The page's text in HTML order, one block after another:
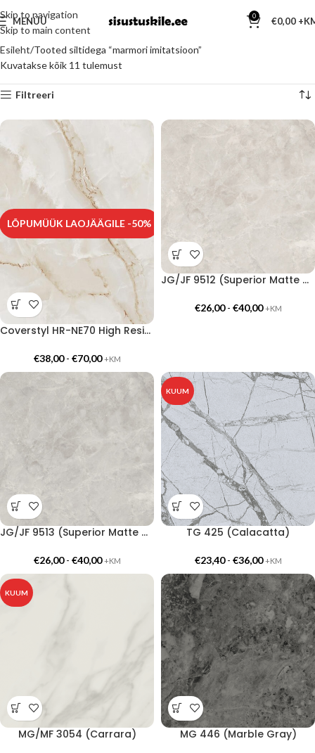
Skip to navigation
Skip to main content
MENÜÜ 0 €0,00
Esileht Tooted siltidega “marmori imitatsioon”
Kuvatakse kõik 11 tulemust
Filtreeri
LÕPUMÜÜK LAOJÄÄGILE -50%
Coverstyl HR-NE70 High Resistance – Onyx Gold
€38,00- €70,00 +KM
JG/JF 9512 (Superior Matte Marble Warm)
€26,00- €40,00 +KM
JG/JF 9513 (Superior Matte Marble Cool)
€26,00- €40,00 +KM
KUUM
TG 425 (Calacatta)
€23,40- €36,00 +KM
KUUM
MG/MF 3054 (Carrara) MG 446 (Marble Gray)